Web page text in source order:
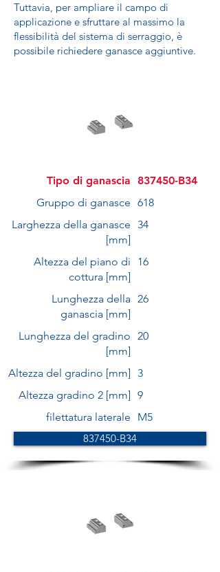
Tuttavia, per ampliare il campo di
applicazione e sfruttare al massimo la
flessibilità del sistema di serraggio, è
possibile richiedere ganasce aggiuntive.
Tipo di ganascia
837450-B34
Gruppo di ganasce 618
Larghezza della ganasce
[mm]
34
Altezza del piano di
cottura [mm]
16
Lunghezza della
ganascia [mm]
26
Lunghezza del gradino
[mm]
20
Altezza del gradino [mm] 3
Altezza gradino 2 [mm] 9
filettatura laterale
M5
837450-B34